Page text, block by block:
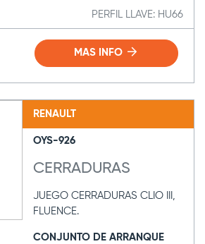
PERFIL LLAVE: HU66
MAS INFO
RENAULT
OYS-926
CERRADURAS
JUEGO CERRADURAS CLIO III,
FLUENCE.
CONJUNTO DE ARRANQUE